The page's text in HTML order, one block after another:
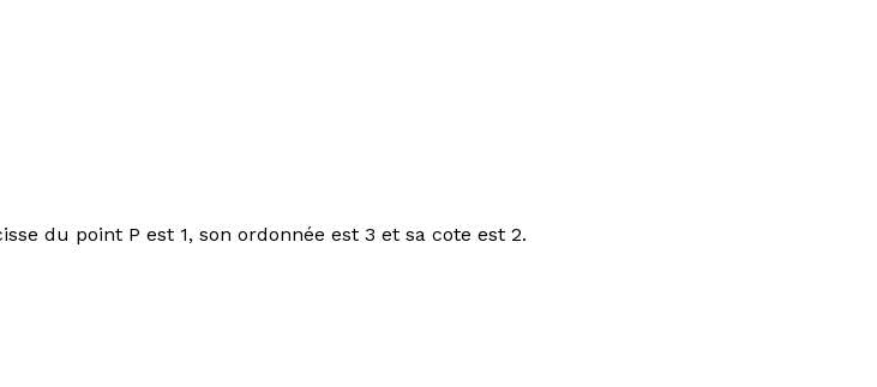
du point P est 1, son ordonnée est 3 et sa cote est 2.